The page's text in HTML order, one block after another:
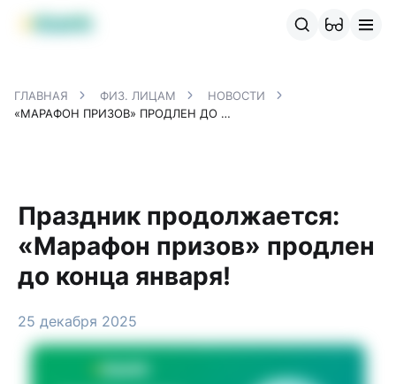
Продукты MBANK
ГЛАВНАЯ ФИЗ. ЛИЦАМ
НОВОСТИ
«МАРАФОН ПРИЗОВ» ПРОДЛЕН ДО КОНЦА ЯНВАРЯ!
Праздник продолжается:
«Марафон призов» продлен
до конца января!
25 декабря 2025